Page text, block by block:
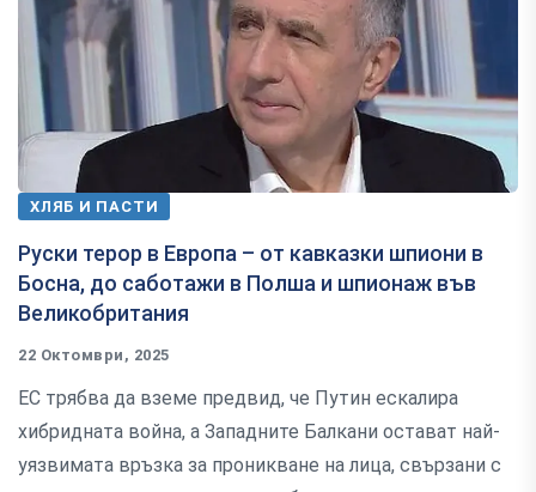
ХЛЯБ И ПАСТИ
Руски терор в Европа – от кавказки шпиони в
Босна, до саботажи в Полша и шпионаж във
Великобритания
22 Октомври, 2025
ЕС трябва да вземе предвид, че Путин ескалира
хибридната война, а Западните Балкани остават най-
уязвимата връзка за проникване на лица, свързани с